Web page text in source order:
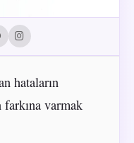
hataların
varmak